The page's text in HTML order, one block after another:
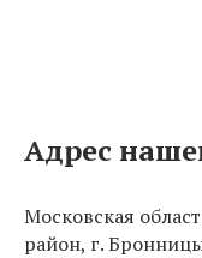
Адрес
Московская
район, г.